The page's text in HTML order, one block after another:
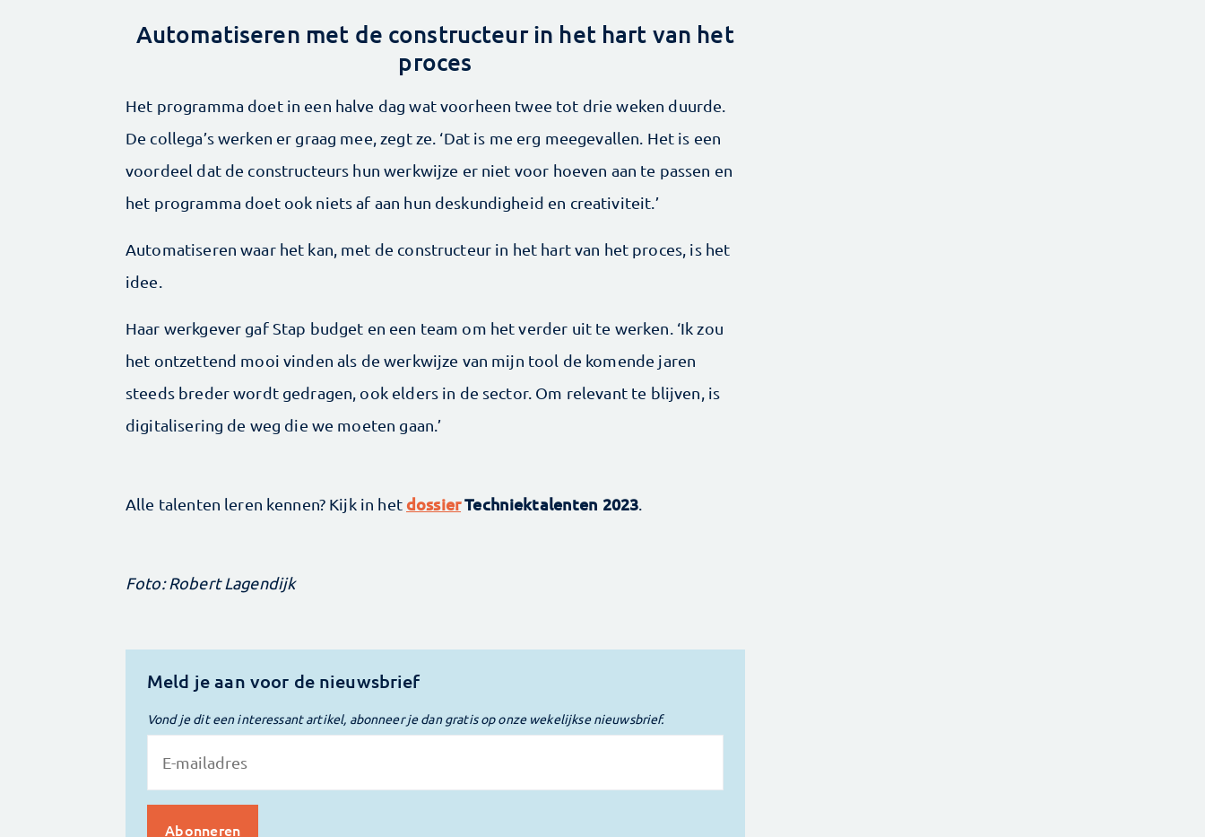
Automatiseren met de constructeur in het hart van het
proces
Het programma doet in een halve dag wat voorheen twee tot drie weken duurde.
De collega’s werken er graag mee, zegt ze. ‘Dat is me erg meegevallen. Het is een
voordeel dat de constructeurs hun werkwijze er niet voor hoeven aan te passen en
het programma doet ook niets af aan hun deskundigheid en creativiteit.’
Automatiseren waar het kan, met de constructeur in het hart van het proces, is het
idee.
Haar werkgever gaf Stap budget en een team om het verder uit te werken. ‘Ik zou
het ontzettend mooi vinden als de werkwijze van mijn tool de komende jaren
steeds breder wordt gedragen, ook elders in de sector. Om relevant te blijven, is
digitalisering de weg die we moeten gaan.’
Alle talenten leren kennen? Kijk in het dossierTechniektalenten 2023.
Foto: Robert Lagendijk
Meld je aan voor de nieuwsbrief
Vond je dit een interessant artikel, abonneer je dan gratis op onze wekelijkse nieuwsbrief.